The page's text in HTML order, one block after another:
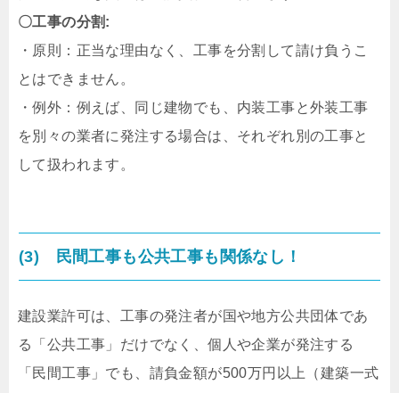
〇工事の分割:
・原則：正当な理由なく、工事を分割して請け負うこ
とはできません。
・例外：例えば、同じ建物でも、内装工事と外装工事
を別々の業者に発注する場合は、それぞれ別の工事と
して扱われます。
(3) 民間工事も公共工事も関係なし！
建設業許可は、工事の発注者が国や地方公共団体であ
る「公共工事」だけでなく、個人や企業が発注する
「民間工事」でも、請負金額が500万円以上（建築一式